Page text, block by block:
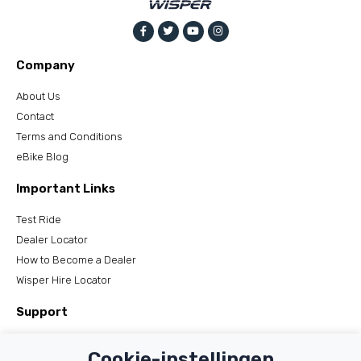
Company
About Us
Contact
Terms and Conditions
eBike Blog
Important Links
Test Ride
Dealer Locator
How to Become a Dealer
Wisper Hire Locator
Support